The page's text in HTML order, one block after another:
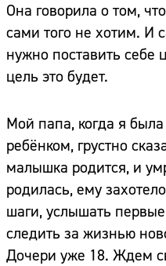
Она говорила о том,
сами того не хотим. И
нужно поставить себе
цель это будет.
Мой папа, когда я
ребёнком, грустно
малышка родится, и
родилась, ему
шаги, услышать
следить за жизнью
Дочери уже 18. Ждем